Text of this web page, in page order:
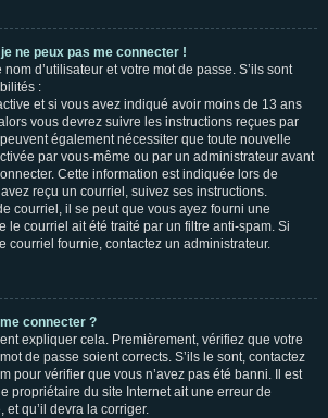
ne peux pas me connecter !
d’utilisateur et votre mot de passe. S’ils sont
:
et si vous avez indiqué avoir moins de 13 ans
vous devrez suivre les instructions reçues par
également nécessiter que toute nouvelle
par vous-même ou par un administrateur avant
Cette information est indiquée lors de
avez reçu un courriel, suivez ses instructions.
courriel, il se peut que vous ayez fourni une
le courriel ait été traité par un filtre anti-spam. Si
courriel fournie, contactez un administrateur.
connecter ?
expliquer cela. Premièrement, vérifiez que votre
de passe soient corrects. S’ils le sont, contactez
pour vérifier que vous n’avez pas été banni. Il est
propriétaire du site Internet ait une erreur de
qu’il devra la corriger.